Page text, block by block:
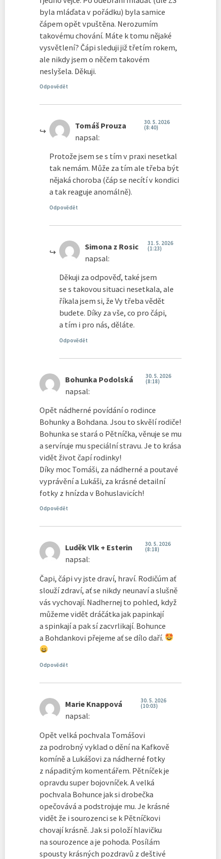
byla mláďata v pořádku) byla samice
čápem opět vpuštěna. Nerozumím
takovému chování. Máte k tomu nějaké
vysvětlení? Čápi sleduji již třetím rokem,
ale nikdy jsem o něčem takovém
neslyšela. Děkuji.
Odpovědět
Tomáš Prouza
napsal:
30. 5. 2026
(8:40)
Protože jsem se s tím v praxi nesetkal
tak nemám. Může za tím ale třeba být
nějaká choroba (čáp se necítí v kondici
a tak reaguje anomálně).
Odpovědět
Simona z Rosic
napsal:
31. 5. 2026
(1:23)
Děkuji za odpověď, také jsem
se s takovou situaci nesetkala, ale
říkala jsem si, že Vy třeba vědět
budete. Díky za vše, co pro čápi,
a tím i pro nás, děláte.
Odpovědět
Bohunka Podolská
napsal:
30. 5. 2026
(8:18)
Opět nádherné povídání o rodince
Bohunky a Bohdana. Jsou to skvělí rodiče!
Bohunka se stará o Pětníčka, věnuje se mu
a servíruje mu speciální stravu. Je to krása
vidět život čapí rodinky!
Díky moc Tomáši, za nádherné a poutavé
vyprávění a Lukáši, za krásné detailní
fotky z hnízda v Bohuslavicích!
Odpovědět
Luděk Vlk + Esterin
napsal:
30. 5. 2026
(8:18)
Čapi, čápi vy jste draví, hraví. Rodičúm ať
slouží zdraví, ať se nikdy neunaví a slušně
vás vychovají. Nadhernej to pohled, když
můžeme vidět dráčátka jak papinkají
a spinkají a pak sí zacvrlikají. Bohunce
a Bohdankovi přejeme ať se dílo daří.
Odpovědět
Marie Knappová
napsal:
30. 5. 2026
(10:03)
Opět velká pochvala Tomášovi
za podrobný vyklad o dění na Kafkově
komíně a Lukášovi za nádherné fotky
z nápaditým komentářem. Pětníček je
opravdu super bojovníček. A velká
pochvala Bohunce jak si drobečka
opečovává a podstrojuje mu. Je krásné
vidět že i sourozenci se k Pětníčkovi
chovají krásně. Jak si položí hlavičku
na sourozence a je pohoda. Posílám
spousty krásných pozdravů z deštivé